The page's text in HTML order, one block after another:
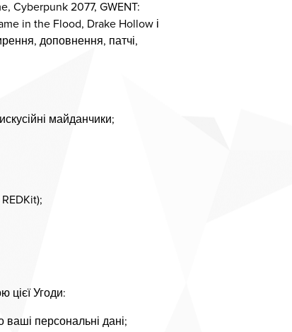
Cyberpunk 2077, GWENT:
in the Flood, Drake Hollow і
доповнення, патчі,
майданчики;
цієї Угоди:
персональні дані;